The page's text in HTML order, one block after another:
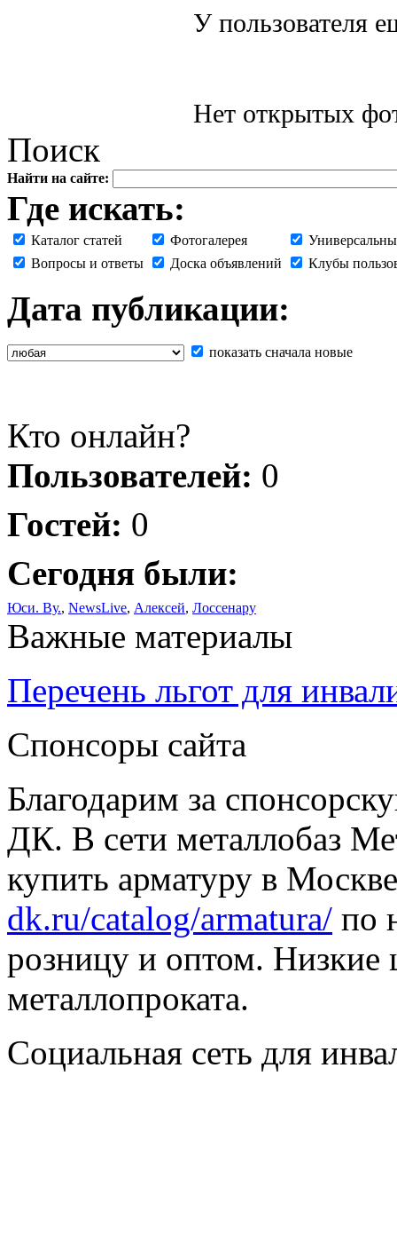
У пользователя
Нет открытых
Поиск
Найти на сайте:
Где искать:
Каталог статей Фотогалерея
Вопросы и ответы
Доска объявлений Клубы
Дата публикации:
показать сначала новые
Кто онлайн?
Пользователей: 0
Гостей: 0
Сегодня были:
Юси. Ву., NewsLive, Алексей, Лоссенару
Важные материалы
Перечень льгот для
Спонсоры сайта
Благодарим за
ДК. В сети металлобаз
купить арматуру в
dk.ru/catalog/armatura/ по
розницу и оптом. Низкие
металлопроката.
Социальная сеть для